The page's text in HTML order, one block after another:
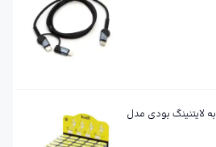
پک 30 عددی کابل شارژ USB به لایتنینگ بودی مدل